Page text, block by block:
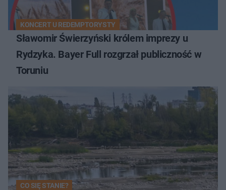
KONCERT U REDEMPTORYSTY
Sławomir Świerzyński królem imprezy u
Rydzyka. Bayer Full rozgrzał publiczność w
Toruniu
CO SIĘ STANIE?